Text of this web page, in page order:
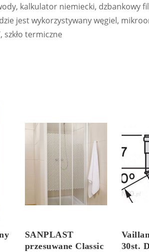
kalkulator niemiecki, dzbankowy
jest wykorzystywany węgiel,
termiczne
SANPLAST
przesuwane Classic
30st.